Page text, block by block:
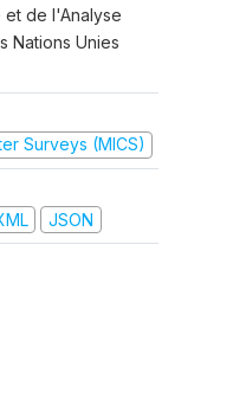
et de l'Analyse
Nations Unies
Surveys (MICS)
JSON